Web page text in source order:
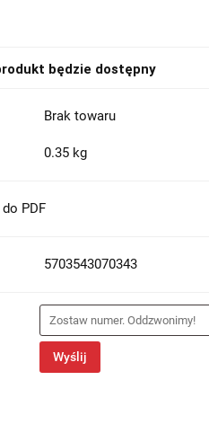
będzie dostępny
Brak towaru
0.35 kg
PDF
5703543070343
Wyślij